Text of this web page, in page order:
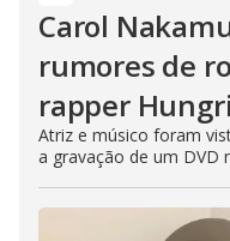
Carol
rumores de
rapper
Atriz e músico foram
a gravação de um DVD